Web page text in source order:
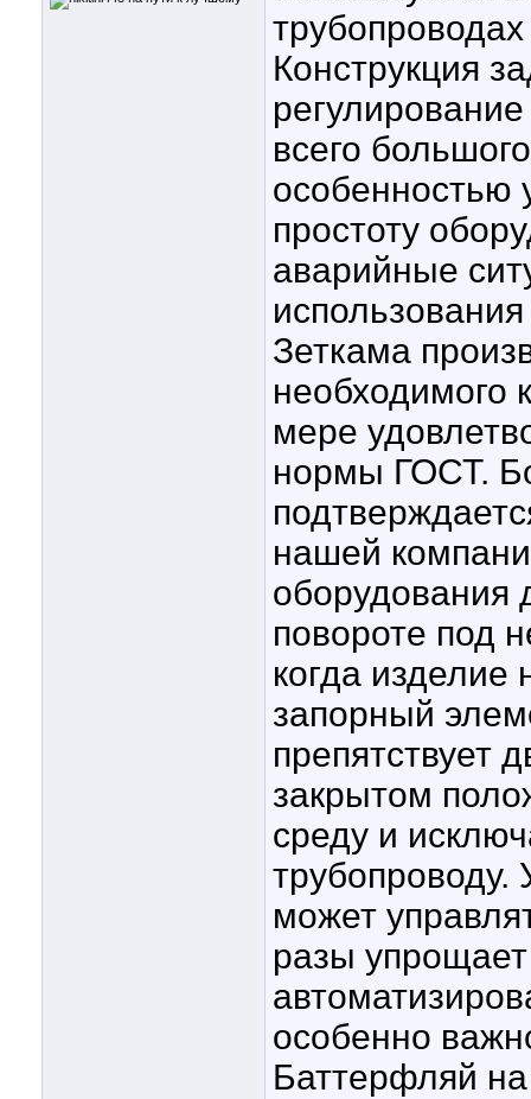
Конструкция
всего
особенностью
простоту
аварийные
Зеткама
необходимого
мере
нормы ГОСТ.
нашей
оборудования
повороте под
когда изделие
запорный
препятствует
закрытом
среду и
трубопроводу.
может
разы упрощает
особенно
Баттерфляй